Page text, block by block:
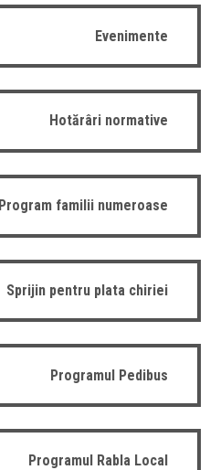
Evenimente
Hotărâri normative
Program familii numeroase
Sprijin pentru plata chiriei
Programul Pedibus
Programul Rabla Local